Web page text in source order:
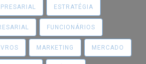
ESTRATÉGIA
FUNCIONÁRIOS
MARKETING MERCADO